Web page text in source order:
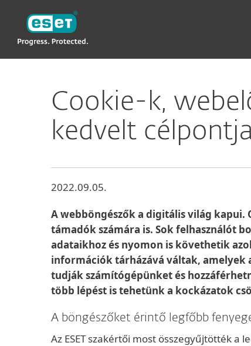
Cookie-k,
kedvelt
2022.09.05.
A webböngészők a digitális világ
támadók számára is. Sok felhasználót
adataikhoz és nyomon is követhetik
információk tárházává váltak,
tudják számítógépünket és
több lépést is tehetünk a kockázatok
A böngészőket érintő legfőbb
Az ESET szakértői most összegyűjtötték
ESET